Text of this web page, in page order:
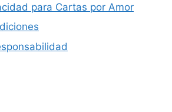
para Cartas por Amor